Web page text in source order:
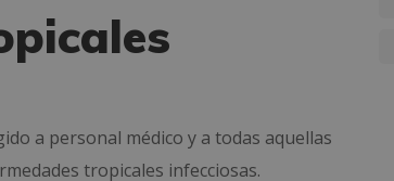
a personal médico y a todas aquellas
tropicales infecciosas.